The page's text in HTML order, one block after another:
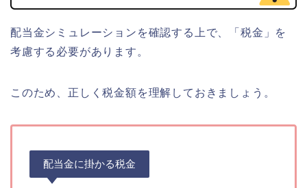
配当金シミュレーションを確認する上で、「税金」を
考慮する必要があります。
このため、正しく税金額を理解しておきましょう。
配当金に掛かる税金